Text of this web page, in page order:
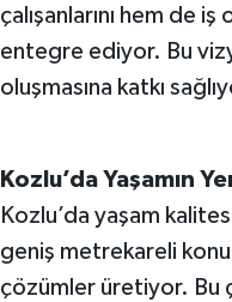
çalışanlarını hem de
entegre ediyor. Bu
oluşmasına katkı
Kozlu’da Yaşamın
Kozlu’da yaşam
geniş metrekareli
çözümler üretiyor. Bu